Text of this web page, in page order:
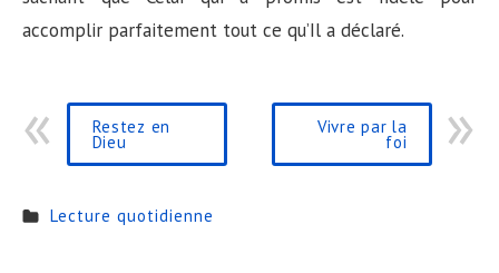
accomplir parfaitement tout ce qu’Il a déclaré.
Restez en
Dieu
Vivre par la
foi
Lecture quotidienne